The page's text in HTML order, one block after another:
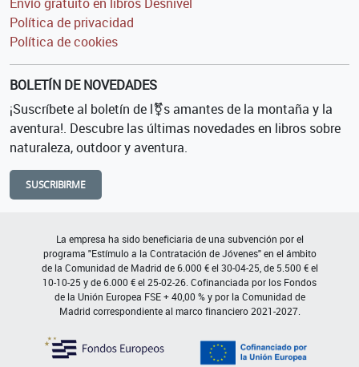
Política de privacidad
Política de cookies
BOLETÍN DE NOVEDADES
¡Suscríbete al boletín de l⚧s amantes de la montaña y la
aventura!. Descubre las últimas novedades en libros sobre
naturaleza, outdoor y aventura.
SUSCRIBIRME
La empresa ha sido beneficiaria de una subvención por el
programa "Estímulo a la Contratación de Jóvenes" en el ámbito
de la Comunidad de Madrid de 6.000 € el 30-04-25, de 5.500 € el
10-10-25 y de 6.000 € el 25-02-26. Cofinanciada por los Fondos
de la Unión Europea FSE + 40,00 % y por la Comunidad de
Madrid correspondiente al marco financiero 2021-2027.